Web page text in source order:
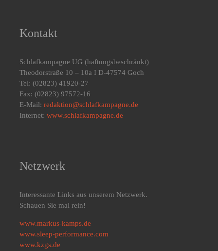
Kontakt
Schlafkampagne UG (haftungsbeschränkt)
Theodorstraße 10 – 10a I D-47574 Goch
Tel: (02823) 41920-27
Fax: (02823) 97572-16
E-Mail: redaktion@schlafkampagne.de
Internet: www.schlafkampagne.de
Netzwerk
Interessante Links aus unserem Netzwerk.
Schauen Sie mal rein!
www.markus-kamps.de
www.sleep-performance.com
www.kzgs.de